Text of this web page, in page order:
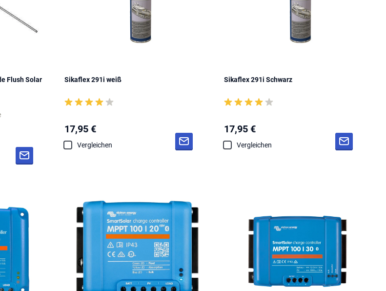
Flush Solar
Sikaflex 291i weiß
17,95 €
Vergleichen
Sikaflex 291i Schwarz
17,95 €
Vergleichen